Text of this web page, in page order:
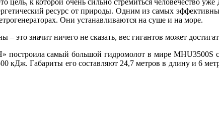
ресурс от природы. Одним из самых
Они устанавливаются на суше и на море.
– это значит ничего не сказать, вес гигантов может
построила самый большой гидромолот в мире MHU3500S
кДж. Габариты его составляют 24,7 метров в длину и 6